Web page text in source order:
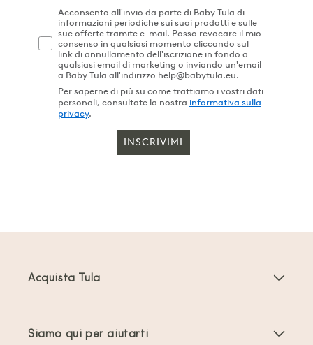
Acconsento all'invio da parte di Baby Tula di
informazioni periodiche sui suoi prodotti e sulle
sue offerte tramite e-mail. Posso revocare il mio
consenso in qualsiasi momento cliccando sul
link di annullamento dell'iscrizione in fondo a
qualsiasi email di marketing o inviando un'email
a Baby Tula all'indirizzo help@babytula.eu.
Per saperne di più su come trattiamo i vostri dati
personali, consultate la nostra informativa sulla
privacy.
INSCRIVIMI
Acquista Tula
Siamo qui per aiutarti